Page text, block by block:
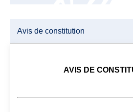
Avis de constitution
AVIS DE